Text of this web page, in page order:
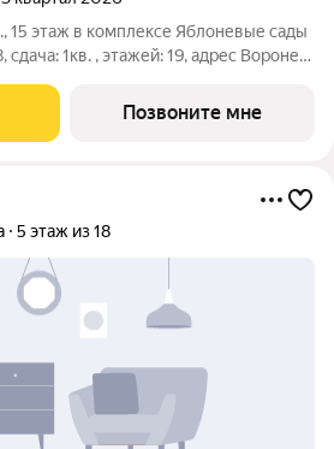
15 этаж в комплексе Яблоневые сады
сдача: 1кв. , этажей: 19, адрес Воронеж
Позвоните мне
5 этаж из 18